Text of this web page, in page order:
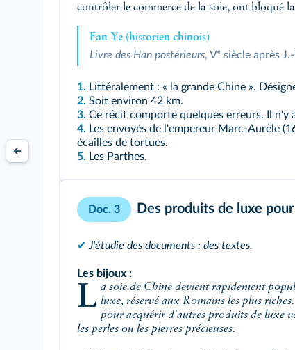
contrôler le commerce de la soie, ont bloqué
Fan Ye (historien chinois)
Livre des Han postérieurs, Vᵉ siècle après
1. Littéralement : « la grande Chine ».
2. Soit environ 42 km.
3. Ce récit comporte quelques erreurs. Il n'y
4. Les envoyés de l'empereur Marc-Aurèle
écailles de tortues.
5. Les Parthes.
Doc. 3 Des produits de luxe
✔ J'étudie des documents : des textes.
Les bijoux :
La soie de Chine devient rapidement populaire à Rome. C'est un produit de luxe, réservé aux Romains les plus
pour acquérir d'autres produits de luxe
les perles ou les pierres précieuses.